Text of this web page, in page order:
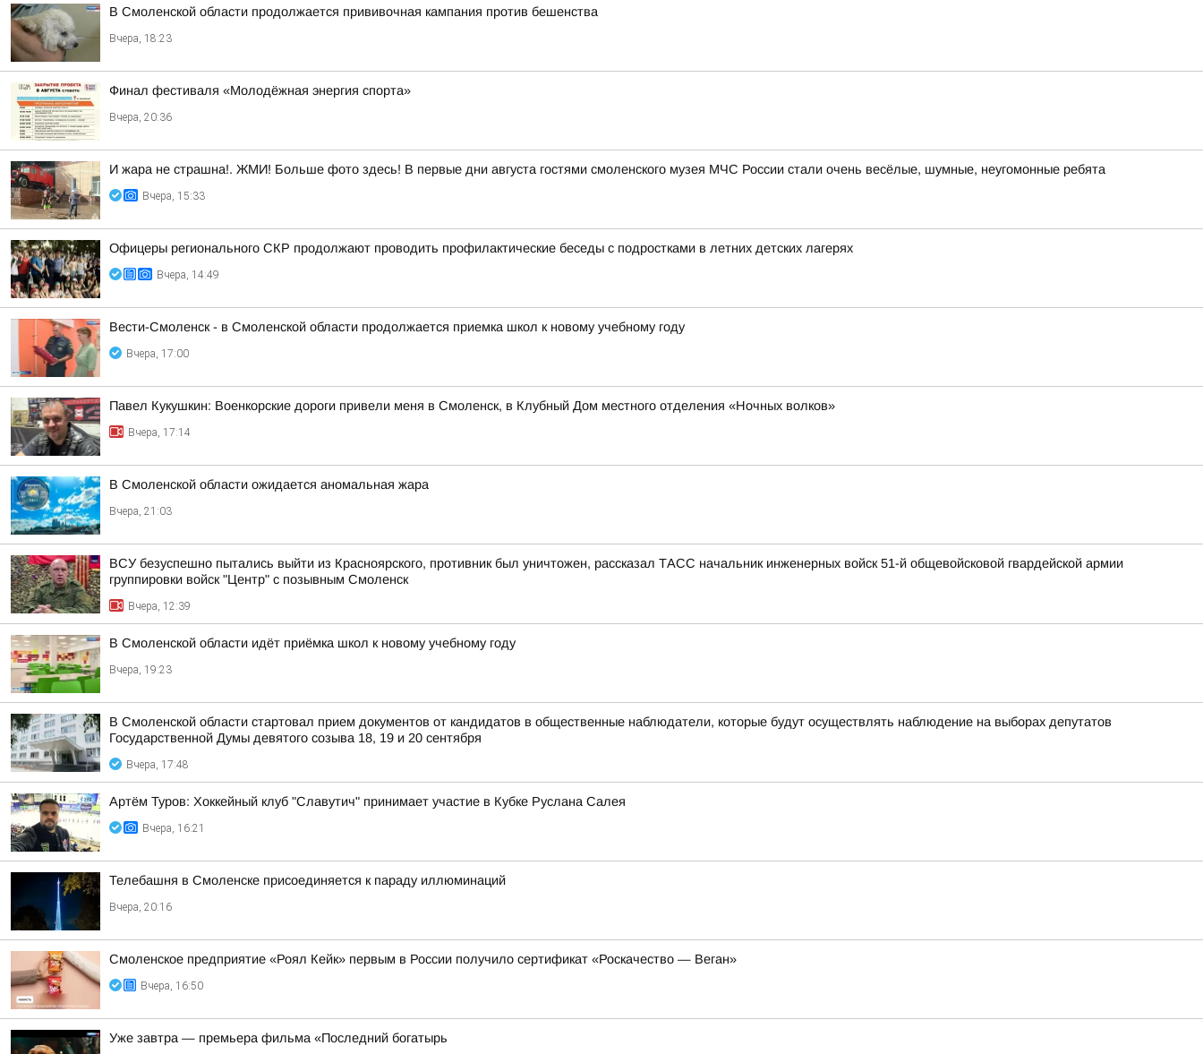
В Смоленской области продолжается прививочная кампания против бешенства
Вчера, 18:23
Финал фестиваля «Молодёжная энергия спорта»
Вчера, 20:36
И жара не страшна!. ЖМИ! Больше фото здесь! В первые дни августа гостями смоленского музея МЧС России стали очень весёлые, шумные, неугомонные ребята
Вчера, 15:33
Офицеры регионального СКР продолжают проводить профилактические беседы с подростками в летних детских лагерях
Вчера, 14:49
Вести-Смоленск - в Смоленской области продолжается приемка школ к новому учебному году
Вчера, 17:00
Павел Кукушкин: Военкорские дороги привели меня в Смоленск, в Клубный Дом местного отделения «Ночных волков»
Вчера, 17:14
В Смоленской области ожидается аномальная жара
Вчера, 21:03
ВСУ безуспешно пытались выйти из Красноярского, противник был уничтожен, рассказал ТАСС начальник инженерных войск 51-й общевойсковой гвардейской армии
группировки войск "Центр" с позывным Смоленск
Вчера, 12:39
В Смоленской области идёт приёмка школ к новому учебному году
Вчера, 19:23
В Смоленской области стартовал прием документов от кандидатов в общественные наблюдатели, которые будут осуществлять наблюдение на выборах депутатов
Государственной Думы девятого созыва 18, 19 и 20 сентября
Вчера, 17:48
Артём Туров: Хоккейный клуб "Славутич" принимает участие в Кубке Руслана Салея
Вчера, 16:21
Телебашня в Смоленске присоединяется к параду иллюминаций
Вчера, 20:16
Смоленское предприятие «Роял Кейк» первым в России получило сертификат «Роскачество — Веган»
Вчера, 16:50
Уже завтра — премьера фильма «Последний богатырь